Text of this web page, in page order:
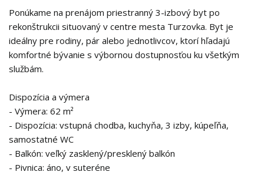
Ponúkame na prenájom priestranný 3-izbový byt po
rekonštrukcii situovaný v centre mesta Turzovka. Byt je
ideálny pre rodiny, pár alebo jednotlivcov, ktorí hľadajú
komfortné bývanie s výbornou dostupnosťou ku všetkým
službám.
Dispozícia a výmera
- Výmera: 62 m²
- Dispozícia: vstupná chodba, kuchyňa, 3 izby, kúpeľňa,
samostatné WC
- Balkón: veľký zasklený/presklený balkón
- Pivnica: áno, v suteréne